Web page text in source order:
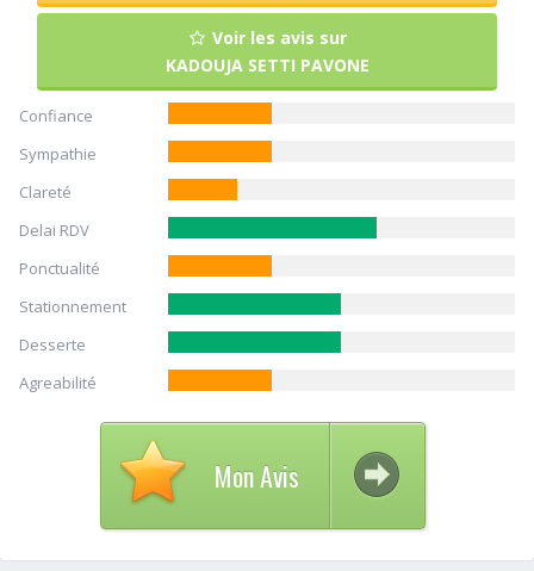
Voir les avis sur
KADOUJA SETTI PAVONE
Confiance
Sympathie
Clareté
Delai RDV
Ponctualité
Stationnement
Desserte
Agreabilité
Mon Avis